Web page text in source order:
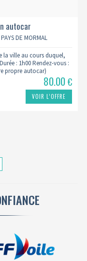
autocar
DE MORMAL
la ville au cours duquel,
: 1h00 Rendez-vous :
propre autocar)
80.00€
VOIR L’OFFRE